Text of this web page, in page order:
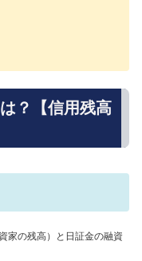
？【信用残高
家の残高）と日証金の融資